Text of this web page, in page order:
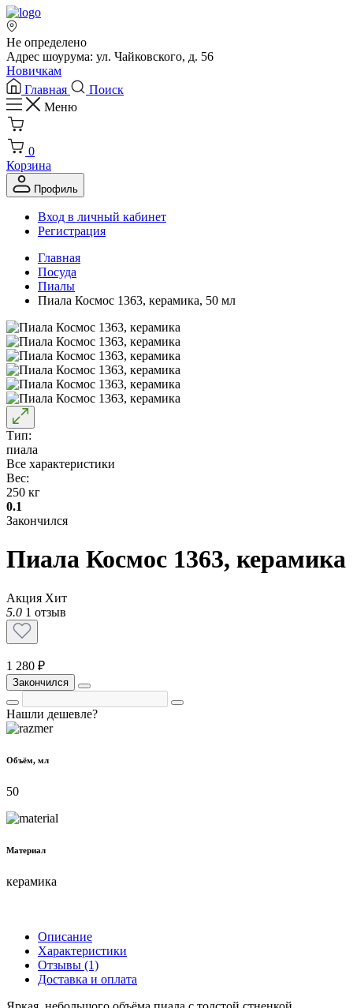
Не определено
Адрес шоурума: ул. Чайковского, д. 56
Новичкам
Главная
Поиск
Меню
0
Корзина
Профиль
Вход в личный кабинет
Регистрация
Главная
Посуда
Пиалы
Пиала Космос 1363, керамика, 50 мл
Тип:
пиала
Все характеристики
Вес:
250 кг
0.1
Закончился
Пиала Космос 1363, керамика
Акция Хит
5.0 1 отзыв
1 280 ₽
Закончился
Нашли дешевле?
Объём, мл
50
Материал
керамика
Описание
Характеристики
Отзывы (1)
Доставка и оплата